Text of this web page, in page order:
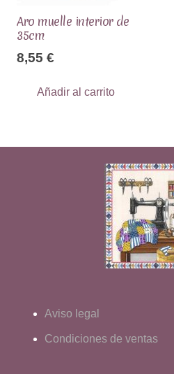
Aro muelle interior de
35cm
8,55 €
Añadir al carrito
Aviso legal
Condiciones de ventas